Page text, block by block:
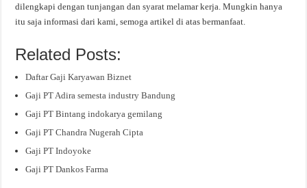
dilengkapi dengan tunjangan dan syarat melamar kerja. Mungkin hanya
itu saja informasi dari kami, semoga artikel di atas bermanfaat.
Related Posts:
Daftar Gaji Karyawan Biznet
Gaji PT Adira semesta industry Bandung
Gaji PT Bintang indokarya gemilang
Gaji PT Chandra Nugerah Cipta
Gaji PT Indoyoke
Gaji PT Dankos Farma